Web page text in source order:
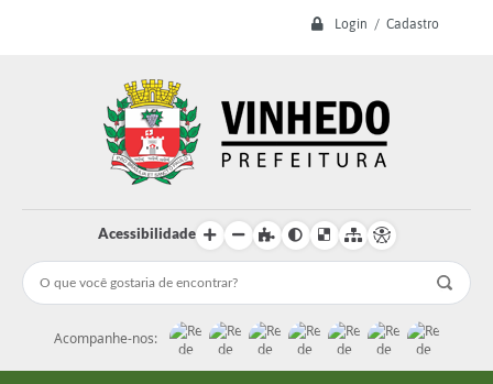
Login / Cadastro
Acessibilidade
Acompanhe-nos: